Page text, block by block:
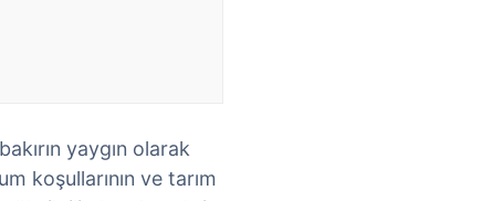
yaygın olarak
koşullarının ve tarım